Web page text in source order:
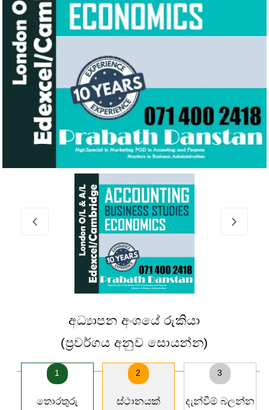
අධ්‍යාපන අංශයේ රුකියා
(ප්‍රවර්ගය අනුව සොයන්න)
1
තොරතුරු
2
ස්ථානයක්
3
දැන්වීම් බලන්න